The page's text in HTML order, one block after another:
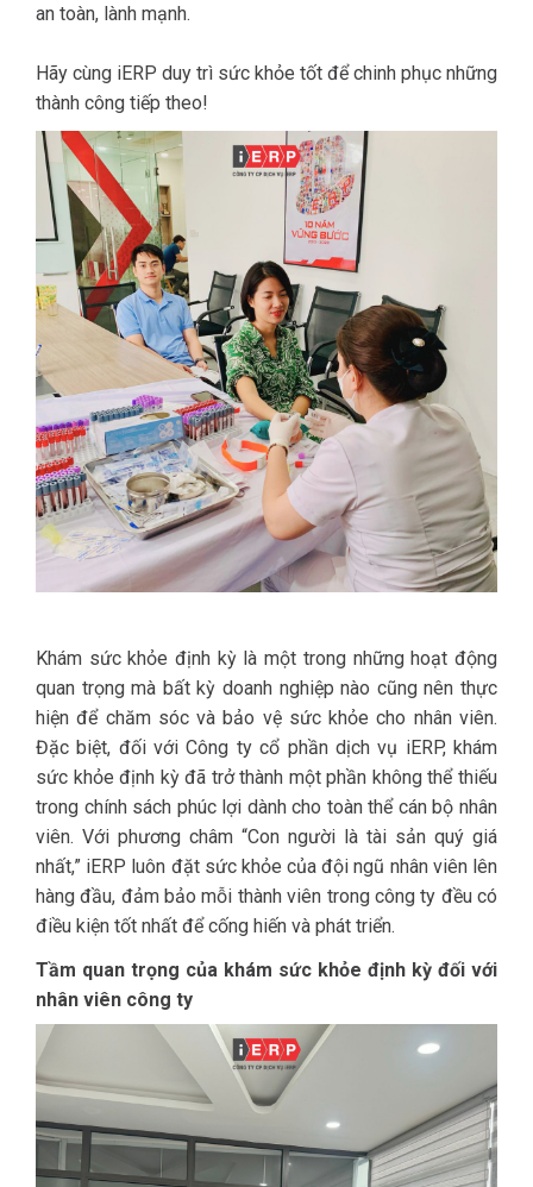
an toàn, lành mạnh.
Hãy cùng iERP duy trì sức khỏe tốt để chinh phục những
thành công tiếp theo!
Khám sức khỏe định kỳ là một trong những hoạt động
quan trọng mà bất kỳ doanh nghiệp nào cũng nên thực
hiện để chăm sóc và bảo vệ sức khỏe cho nhân viên.
Đặc biệt, đối với Công ty cổ phần dịch vụ iERP, khám
sức khỏe định kỳ đã trở thành một phần không thể thiếu
trong chính sách phúc lợi dành cho toàn thể cán bộ nhân
viên. Với phương châm “Con người là tài sản quý giá
nhất,” iERP luôn đặt sức khỏe của đội ngũ nhân viên lên
hàng đầu, đảm bảo mỗi thành viên trong công ty đều có
điều kiện tốt nhất để cống hiến và phát triển.
Tầm quan trọng của khám sức khỏe định kỳ đối với
nhân viên công ty